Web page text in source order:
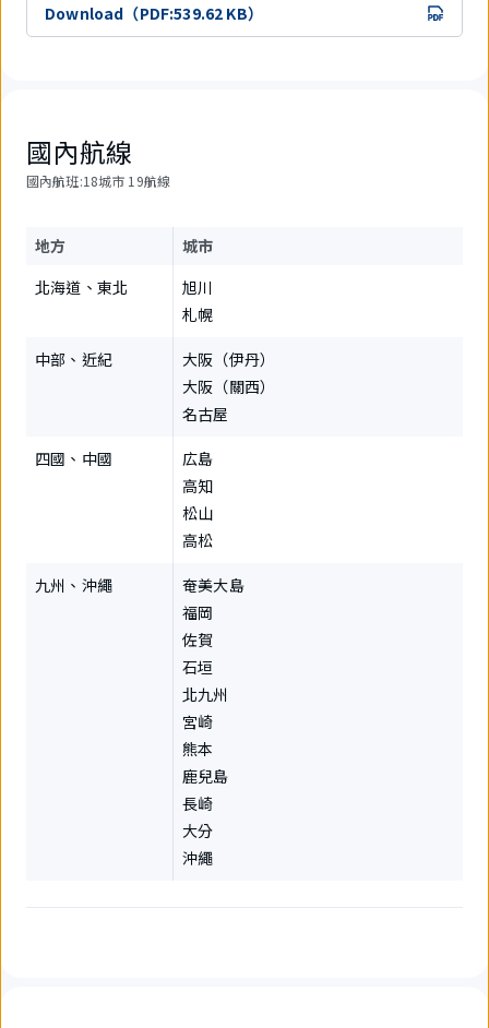
Download（PDF:539.62 KB）
國內航線
國內航班:18城市 19航線
地方
城市
北海道、東北
旭川
札幌
中部、近紀
大阪（伊丹）
大阪（關西）
名古屋
四國、中國
広島
高知
松山
高松
九州、沖繩
奄美大島
福岡
佐賀
石垣
北九州
宮崎
熊本
鹿兒島
長崎
大分
沖繩